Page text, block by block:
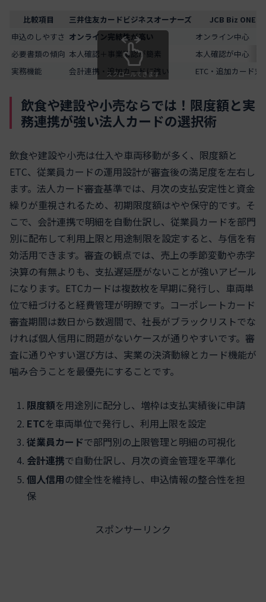
比較項目 三井住友カードビジネスオーナーズ
JCB Biz ONE
申込のしやすさ オンライン完結性が高い
オンライン中心
必要書類の傾向 本人確認＋事業確認が簡素
本人確認が中心
実務機能
会計連携・追加カードに強い ETC・追加カード対
スクロールできます
飲食や建設や小売ならでは！限度額と実
務連携が強い法人カードの選択術
飲食や建設や小売は仕入や車両移動が多く、限度額と
ETC、従業員カードの運用設計が審査後の満足度を左右し
ます。法人カード審査基準では、月次の支払安定性と資金
繰りが重視されるため、初期限度額はやや保守的です。そ
こで、会計連携で明細を自動仕訳し、従業員カードを部門
別に配布して利用上限と用途制限を設定すると、与信を有
効活用できます。審査の観点では、売上の季節変動や赤字
決算の有無よりも、支払遅延歴がないことが強いアピール
になります。ETCカードは複数枚を早期に発行し、車両単
位で紐づけると経費管理が明瞭です。コーポレートカード
審査期間は数日から数週間で、社長がブラックリストでな
ければ個人信用に問題がないケースが通りやすいです。審
査に通りやすい選び方は、実業の決済動線とカード機能が
噛み合うことを最優先にすることです。
限度額を用途別に配分し、増枠は支払実績後に申請
ETCを車両単位で発行し、利用上限を設定
従業員カードで部門別の上限管理と明細の可視化
会計連携で自動仕訳し、月次の資金管理を平準化
個人信用の健全性を維持し、申込情報の整合性を担
保
スポンサーリンク